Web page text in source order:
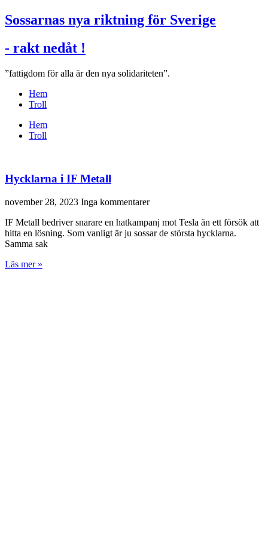
Sossarnas nya riktning för Sverige
- rakt nedåt !
”fattigdom för alla är den nya solidariteten”.
Hem
Troll
Hem
Troll
Hycklarna i IF Metall
november 28, 2023 Inga kommentarer
IF Metall bedriver snarare en hatkampanj mot Tesla än ett försök att
hitta en lösning. Som vanligt är ju sossar de största hycklarna.
Samma sak
Läs mer »